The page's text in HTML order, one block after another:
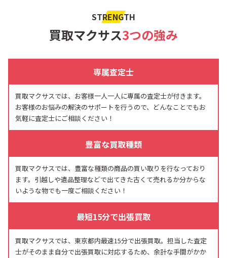
STRENGTH
買取マクサス3つの強み
専属査定士
買取マクサスでは、お客様一人一人に専属の査定士が付きます。
お客様のお悩みの解決のサポートを行うので、どんなことでもお
気軽に査定士にご相談ください！
豊富な買取種類
買取マクサスでは、豊富な種類の商品の買い取りを行なっており
ます。引越しや遺品整理などで出てきた古くて売れるか分からな
いような物でも一度ご相談ください！
最短15分で出張買取
買取マクサスでは、東京都内最速15分で出張買取。担当した査定
士がそのまま自分で出張買取に対応するため、余計な手間がかか